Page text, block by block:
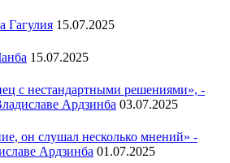
Гагулия 15.07.2025
15.07.2025
с нестандартными решениями», -
Ардзинба 03.07.2025
он слушал несколько мнений» -
Ардзинба 01.07.2025